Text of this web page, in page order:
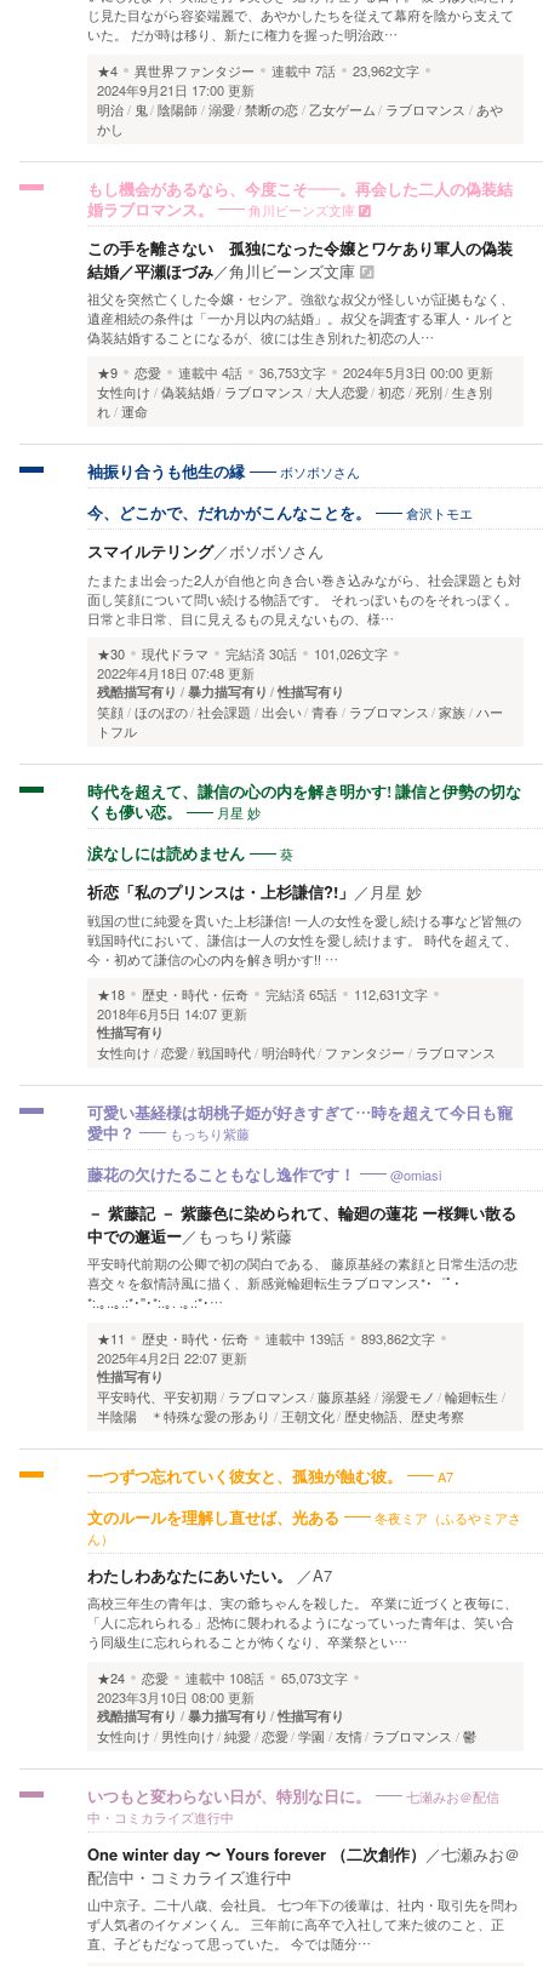
じ見た目ながら容姿端麗で、あやかしたちを従えて幕府を陰から支えて
いた。 だが時は移り、新たに権力を握った明治政…
★4
異世界ファンタジー 連載中 7話
23,962文字
2024年9月21日 17:00 更新
明治
鬼 陰陽師 溺愛 禁断の恋 乙女ゲーム ラブロマンス
あや
かし
もし機会があるなら、今度こそ――。再会した二人の偽装結
婚ラブロマンス。
角川ビーンズ文庫
この手を離さない 孤独になった令嬢とワケあり軍人の偽装
結婚／平瀬ほづみ／角川ビーンズ文庫
祖父を突然亡くした令嬢・セシア。強欲な叔父が怪しいが証拠もなく、
遺産相続の条件は「一か月以内の結婚」。叔父を調査する軍人・ルイと
偽装結婚することになるが、彼には生き別れた初恋の人…
★9
恋愛 連載中 4話 36,753文字
2024年5月3日 00:00 更新
女性向け
偽装結婚 ラブロマンス 大人恋愛 初恋 死別 生き別
れ 運命
袖振り合うも他生の縁 ボソボソさん
今、どこかで、だれかがこんなことを。 倉沢トモエ
スマイルテリング／ボソボソさん
たまたま出会った2人が自他と向き合い巻き込みながら、社会課題とも対
面し笑顔について問い続ける物語です。 それっぽいものをそれっぽく。
日常と非日常、目に見えるもの見えないもの、様…
★30
現代ドラマ 完結済30話
101,026文字
2022年4月18日 07:48 更新
残酷描写有り 暴力描写有り 性描写有り
笑顔 ほのぼの 社会課題 出会い 青春 ラブロマンス 家族 ハー
トフル
時代を超えて、謙信の心の内を解き明かす! 謙信と伊勢の切な
くも儚い恋。
月星 妙
涙なしには読めません 葵
祈恋「私のプリンスは・上杉謙信?!」 ／ 月星 妙
戦国の世に純愛を貫いた上杉謙信! 一人の女性を愛し続ける事など皆無の
戦国時代において、謙信は一人の女性を愛し続けます。 時代を超えて、
今・初めて謙信の心の内を解き明かす!! …
★18
歴史・時代・伝奇 完結済65話
112,631文字
2018年6月5日 14:07 更新
性描写有り
女性向け 恋愛 戦国時代 明治時代 ファンタジー ラブロマンス
可愛い基経様は胡桃子姫が好きすぎて…時を超えて今日も寵
愛中？
もっちり紫藤
藤花の欠けたることもなし逸作です！ @omiasi
－ 紫藤記 － 紫藤色に染められて、輪廻の蓮花 ー桜舞い散る
中での邂逅ー／ もっちり紫藤
平安時代前期の公卿で初の関白である、 藤原基経の素顔と日常生活の悲
喜交々を叙情詩風に描く、新感覚輪廻転生ラブロマンス*･゜ﾟ･
*:.｡..｡.:*･''･*:.｡. .｡.:*･…
★11
歴史・時代・伝奇 連載中 139話
893,862文字
2025年4月2日 22:07 更新
性描写有り
平安時代、平安初期 ラブロマンス 藤原基経 溺愛モノ
輪廻転生
半陰陽 ＊特殊な愛の形あり
王朝文化 歴史物語、歴史考察
一つずつ忘れていく彼女と、孤独が蝕む彼。 A7
文のルールを理解し直せば、光ある
冬夜ミア（ふるやミアさ
ん）
わたしわあなたにあいたい。 ／A7
高校三年生の青年は、実の爺ちゃんを殺した。 卒業に近づくと夜毎に、
「人に忘れられる」恐怖に襲われるようになっていった青年は、笑い合
う同級生に忘れられることが怖くなり、卒業祭とい…
★24
恋愛 連載中 108話
65,073文字
2023年3月10日 08:00 更新
残酷描写有り 暴力描写有り 性描写有り
女性向け 男性向け 純愛 恋愛 学園 友情 ラブロマンス 鬱
いつもと変わらない日が、特別な日に。
七瀬みお＠配信
中・コミカライズ進行中
One winter day 〜 Yours forever （二次創作） ／七瀬みお＠
配信中・コミカライズ進行中
山中京子。二十八歳、会社員。 七つ年下の後輩は、社内・取引先を問わ
ず人気者のイケメンくん。 三年前に高卒で入社して来た彼のこと、正
直、子どもだなって思っていた。 今では随分…